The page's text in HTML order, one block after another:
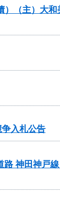
）（主）大
入札公告
路 神田神戸